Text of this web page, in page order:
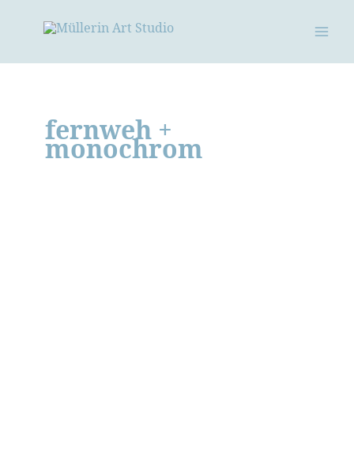
fernweh +
monochrom